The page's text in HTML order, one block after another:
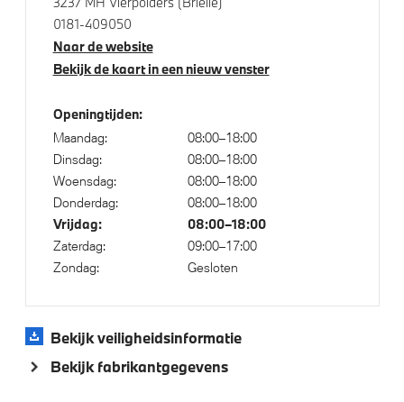
Glazen panoramadak
Extra getint glas
Extra getint glas in achterportierruiten en achterruit
Trekhaak elektrisch uitklapbaar
Geluidswerende ramen
Trekhaak met elektrisch wegklapbare kogel
21/22 inch LM M Sterspaak (Styling 818 M) in Jet
Black
Adaptieve LED koplampen
M Hoogglans Shadow Line met uitgebreide omvang
LED achterlichten
LED koplampen
0181-409050
Naar de website
Bekijk de kaart in een nieuw venster
Openingtijden:
Maandag:
08:00–18:00
Dinsdag:
08:00–18:00
Woensdag:
08:00–18:00
Donderdag:
08:00–18:00
Vrijdag: 08:00–18:00
Zaterdag:
09:00–17:00
Zondag:
Gesloten
Bekijk veiligheidsinformatie
Bekijk fabrikantgegevens